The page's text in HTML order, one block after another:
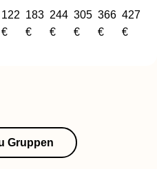
122
€
183
€
244
€
305
€
366
€
427
€
Gruppen